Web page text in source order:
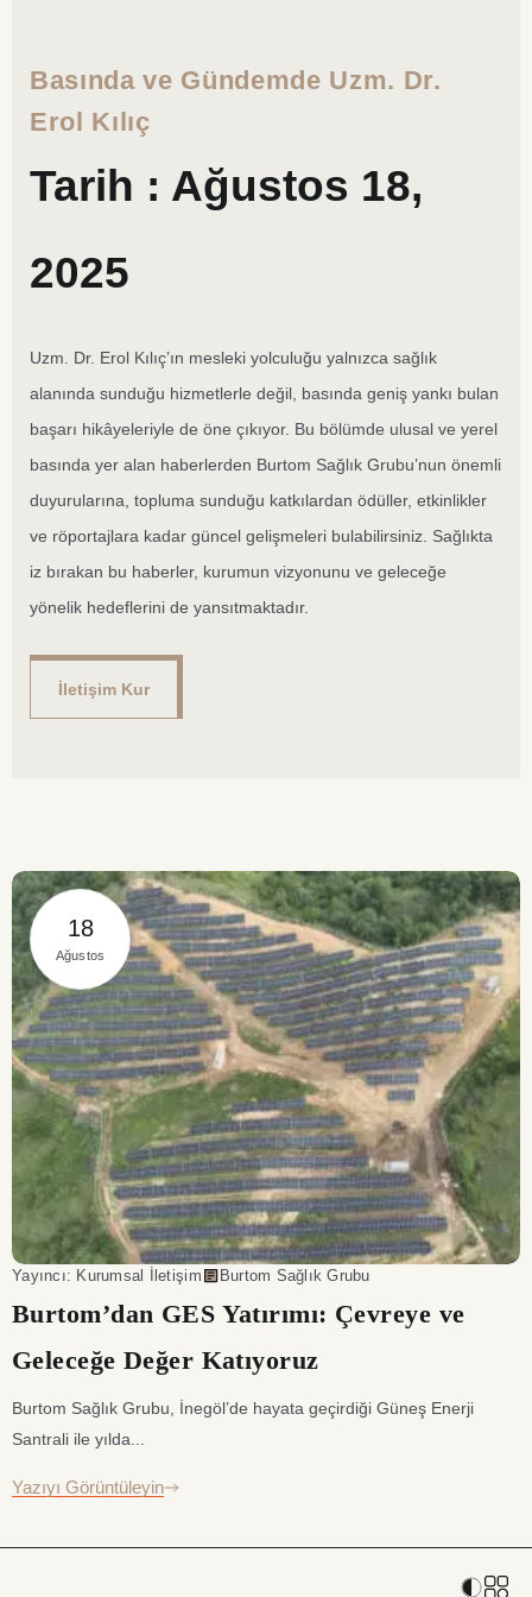
Basında ve Gündemde Uzm. Dr.
Erol Kılıç
Tarih : Ağustos 18,
2025
Uzm. Dr. Erol Kılıç’ın mesleki yolculuğu yalnızca sağlık
alanında sunduğu hizmetlerle değil, basında geniş yankı bulan
başarı hikâyeleriyle de öne çıkıyor. Bu bölümde ulusal ve yerel
basında yer alan haberlerden Burtom Sağlık Grubu’nun önemli
duyurularına, topluma sunduğu katkılardan ödüller, etkinlikler
ve röportajlara kadar güncel gelişmeleri bulabilirsiniz. Sağlıkta
iz bırakan bu haberler, kurumun vizyonunu ve geleceğe
yönelik hedeflerini de yansıtmaktadır.
İletişim Kur
18
Ağustos
Yayıncı: Kurumsal İletişim Burtom Sağlık Grubu
Burtom’dan GES Yatırımı: Çevreye ve
Geleceğe Değer Katıyoruz
Burtom Sağlık Grubu, İnegöl’de hayata geçirdiği Güneş Enerji
Santrali ile yılda...
Yazıyı Görüntüleyin